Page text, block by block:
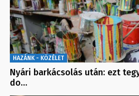
HAZÁNK - KÖZÉLET
Nyári barkácsolás után: ezt
do…